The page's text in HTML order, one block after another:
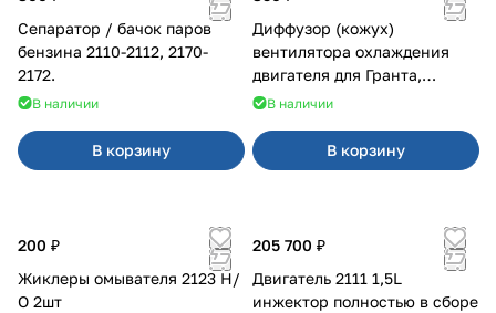
Сепаратор / бачок паров
бензина 2110-2112, 2170-
2172.
В наличии
В корзину
Диффузор (кожух)
вентилятора охлаждения
двигателя для Гранта,
Калина-2, Датсун нового
В наличии
В корзину
200 ₽
Жиклеры омывателя 2123 Н/
О 2шт
205 700 ₽
Двигатель 2111 1,5L
инжектор полностью в сборе